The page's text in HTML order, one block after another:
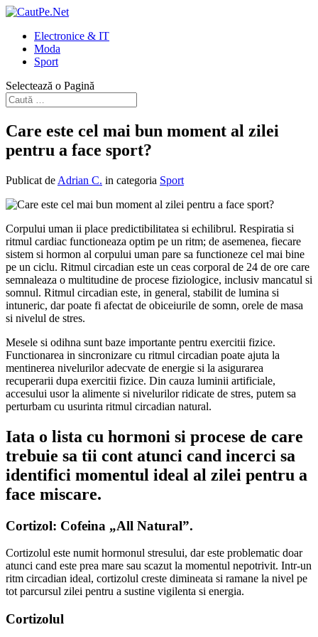
Electronice & IT
Moda
Sport
Selectează o Pagină
Care este cel mai bun moment al zilei
pentru a face sport?
Publicat de Adrian C. in categoria Sport
Corpului uman ii place predictibilitatea si echilibrul. Respiratia si
ritmul cardiac functioneaza optim pe un ritm; de asemenea, fiecare
sistem si hormon al corpului uman pare sa functioneze cel mai bine
pe un ciclu. Ritmul circadian este un ceas corporal de 24 de ore care
semnaleaza o multitudine de procese fiziologice, inclusiv mancatul si
somnul. Ritmul circadian este, in general, stabilit de lumina si
intuneric, dar poate fi afectat de obiceiurile de somn, orele de masa
si nivelul de stres.
Mesele si odihna sunt baze importante pentru exercitii fizice.
Functionarea in sincronizare cu ritmul circadian poate ajuta la
mentinerea nivelurilor adecvate de energie si la asigurarea
recuperarii dupa exercitii fizice. Din cauza luminii artificiale,
accesului usor la alimente si nivelurilor ridicate de stres, putem sa
perturbam cu usurinta ritmul circadian natural.
Iata o lista cu hormoni si procese de care
trebuie sa tii cont atunci cand incerci sa
identifici momentul ideal al zilei pentru a
face miscare.
Cortizol: Cofeina „All Natural”.
Cortizolul este numit hormonul stresului, dar este problematic doar
atunci cand este prea mare sau scazut la momentul nepotrivit. Intr-un
ritm circadian ideal, cortizolul creste dimineata si ramane la nivel pe
tot parcursul zilei pentru a sustine vigilenta si energia.
Cortizolul